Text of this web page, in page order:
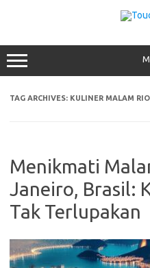
TAG ARCHIVES: KULINER MALAM
Menikmati
Janeiro, Brasil:
Tak Terlupakan